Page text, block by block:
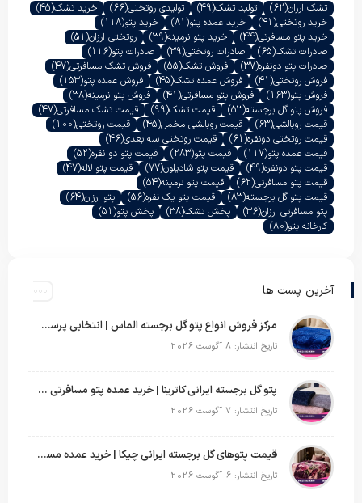
تشک ارزان(62) تولید تشک(49) تولیدی روتختی(66) خرید تشک(45)
خرید روتختی(41) خرید عمده پتو(81) خرید پتو(118)
خرید پتو مسافرتی(44) خرید پتو نرمینه(39) روتختی ارزان(51)
صادرات تشک(65) صادرات روتختی(39) صادرات پتو(116)
صادرات پتو دونفره(37) فروش تشک(55) فروش تشک مسافرتی(47)
فروش روتختی(41) فروش عمده تشک(45) فروش عمده پتو(153)
فروش پتو(163) فروش پتو مسافرتی(41) فروش پتو نرمینه(38)
فروش پتو گل برجسته(53) قیمت تشک(99) قیمت تشک مسافرتی(47)
قیمت روبالشی(63) قیمت روبالشی مخمل(45) قیمت روتختی(100)
قیمت روتختی دونفره(61) قیمت روتختی سه بعدی(46)
قیمت عمده پتو(117) قیمت پتو(283) قیمت پتو دو نفره(52)
قیمت پتو دونفره(49) قیمت پتو شادیلون(77) قیمت پتو لاله(47)
قیمت پتو مسافرتی(62) قیمت پتو نرمینه(54)
قیمت پتو گل برجسته(83) قیمت پتو یک نفره(56) پتو ارزان(64)
پتو مسافرتی ارزان(36) پخش تشک(38) پخش پتو(51)
کارخانه پتو(80)
آخرین پست ها
مرکز فروش انواع پتو گل برجسته الماس | انتخابی پرسود برای عمده‌فروشان
تاریخ انتشار: 8 آگوست 2026
پتو گل برجسته ایرانی کاترینا | خرید عمده پتو مسافرتی با قیمت تولیدی
تاریخ انتشار: 7 آگوست 2026
قیمت پتوهای گل برجسته ایرانی چیکا | خرید عمده مستقیم با سود بالا
تاریخ انتشار: 6 آگوست 2026